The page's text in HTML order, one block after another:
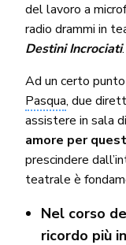
del lavoro a
radio drammi in
Destini Incrociati.
Ad un certo
Pasqua, due
assistere in sala
amore per
prescindere
teatrale è
Nel corso
ricordo più